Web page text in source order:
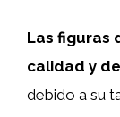
Las figuras
calidad y
debido a su